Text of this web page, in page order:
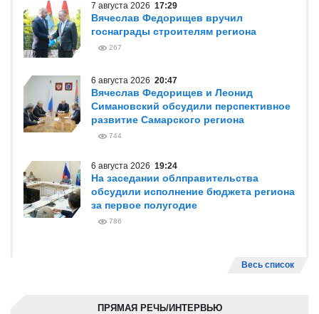
7 августа 2026 17:29
Вячеслав Федорищев вручил
госнаграды строителям региона
267
6 августа 2026 20:47
Вячеслав Федорищев и Леонид
Симановский обсудили перспективное
развитие Самарского региона
744
6 августа 2026 19:24
На заседании облправительства
обсудили исполнение бюджета региона
за первое полугодие
786
Весь список
ПРЯМАЯ РЕЧЬ/ИНТЕРВЬЮ